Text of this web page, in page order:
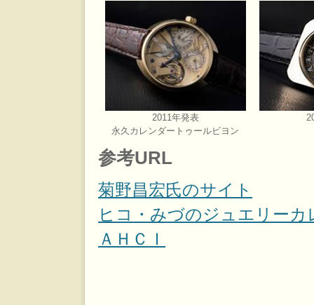
2011年発表
永久カレンダートゥールビヨン
参考URL
菊野昌宏氏のサイト
ヒコ・みづのジュエリーカ
ＡＨＣＩ